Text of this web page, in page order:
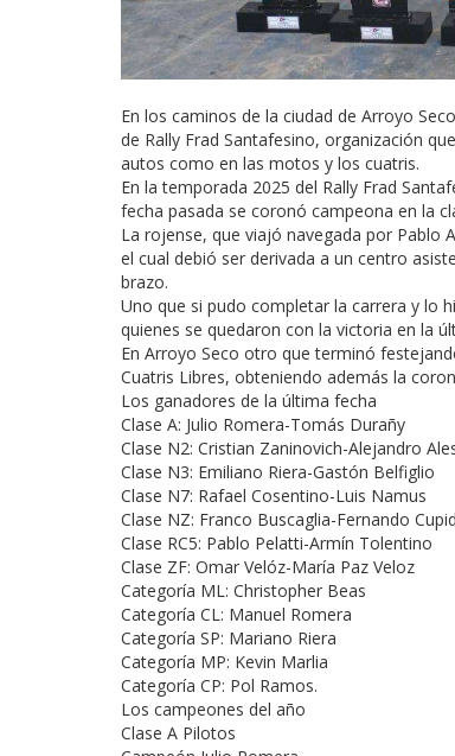
En los caminos de la ciudad de Arroyo
de Rally Frad Santafesino, organización
autos como en las motos y los cuatris.
En la temporada 2025 del Rally Frad
fecha pasada se coronó campeona en la
La rojense, que viajó navegada por Pablo
el cual debió ser derivada a un centro
brazo.
Uno que si pudo completar la carrera y lo
quienes se quedaron con la victoria en la
En Arroyo Seco otro que terminó
Cuatris Libres, obteniendo además la
Los ganadores de la última fecha
Clase A: Julio Romera-Tomás Durañy
Clase N2: Cristian Zaninovich-Alejandro
Clase N3: Emiliano Riera-Gastón Belfiglio
Clase N7: Rafael Cosentino-Luis Namus
Clase NZ: Franco Buscaglia-Fernando
Clase RC5: Pablo Pelatti-Armín Tolentino
Clase ZF: Omar Velóz-María Paz Veloz
Categoría ML: Christopher Beas
Categoría CL: Manuel Romera
Categoría SP: Mariano Riera
Categoría MP: Kevin Marlia
Categoría CP: Pol Ramos.
Los campeones del año
Clase A Pilotos